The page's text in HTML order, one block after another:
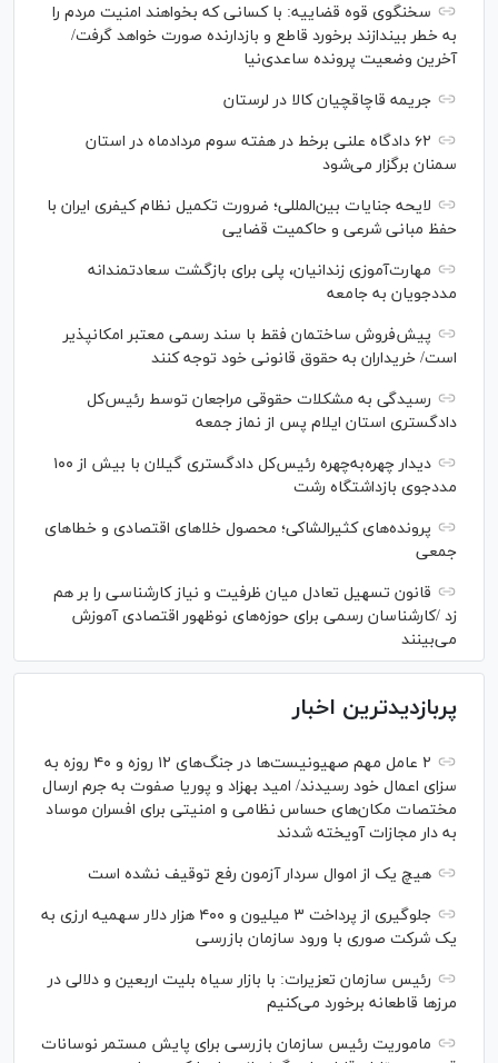
سخنگوی قوه قضاییه: با کسانی که بخواهند امنیت مردم را
به خطر بیندازند برخورد قاطع و بازدارنده صورت خواهد گرفت/
آخرین وضعیت پرونده ساعدی‌نیا
جریمه قاچاقچیان کالا در لرستان
۶۲ دادگاه علنی برخط در هفته سوم مردادماه در استان
سمنان برگزار می‌شود
لایحه جنایات بین‌المللی؛ ضرورت تکمیل نظام کیفری ایران با
حفظ مبانی شرعی و حاکمیت قضایی
مهارت‌آموزی زندانیان، پلی برای بازگشت سعادتمندانه
مددجویان به جامعه
پیش‌فروش ساختمان فقط با سند رسمی معتبر امکانپذیر
است/ خریداران به حقوق قانونی خود توجه کنند
رسیدگی به مشکلات حقوقی مراجعان توسط رئیس‌کل
دادگستری استان ایلام پس از نماز جمعه
دیدار چهره‌به‌چهره رئیس‌کل دادگستری گیلان با بیش از ۱۰۰
مددجوی بازداشتگاه رشت
پرونده‌های کثیرالشاکی؛ محصول خلا‌های اقتصادی و خطا‌های
جمعی
قانون تسهیل تعادل میان ظرفیت و نیاز کارشناسی را بر هم
زد /کارشناسان رسمی برای حوزه‌های نوظهور اقتصادی آموزش
می‌بینند
پربازدیدترین اخبار
۲ عامل مهم صهیونیست‌ها در جنگ‌های ۱۲ روزه و ۴۰ روزه به
سزای اعمال خود رسیدند/ امید بهزاد و پوریا صفوت به جرم ارسال
مختصات مکان‌های حساس نظامی و امنیتی برای افسران موساد
به دار مجازات آویخته شدند
هیچ یک از اموال سردار آزمون رفع توقیف نشده است
جلوگیری از پرداخت ۳ میلیون و ۴۰۰ هزار دلار سهمیه ارزی به
یک شرکت صوری با ورود سازمان بازرسی
رئیس سازمان تعزیرات: با بازار سیاه بلیت اربعین و دلالی در
مرز‌ها قاطعانه برخورد می‌کنیم
ماموریت رئیس سازمان بازرسی برای پایش مستمر نوسانات